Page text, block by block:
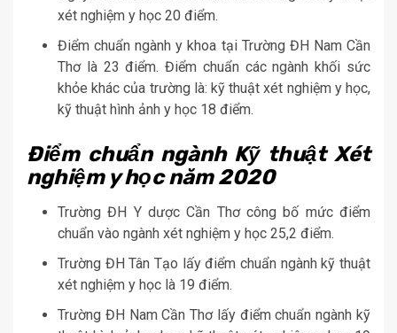
xét nghiệm y học 20 điểm.
Điểm chuẩn ngành y khoa tại Trường ĐH Nam Cần
Thơ là 23 điểm. Điểm chuẩn các ngành khối sức
khỏe khác của trường là: kỹ thuật xét nghiệm y học,
kỹ thuật hình ảnh y học 18 điểm.
Điểm chuẩn ngành Kỹ thuật Xét
nghiệm y học năm 2020
Trường ĐH Y dược Cần Thơ công bố mức điểm
chuẩn vào ngành xét nghiệm y học 25,2 điểm.
Trường ĐH Tân Tạo lấy điểm chuẩn ngành kỹ thuật
xét nghiệm y học là 19 điểm.
Trường ĐH Nam Cần Thơ lấy điểm chuẩn ngành kỹ